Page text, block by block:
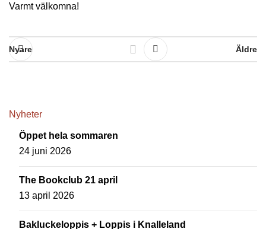
Varmt välkomna!
Nyare Äldre
Nyheter
Öppet hela sommaren
24 juni 2026
The Bookclub 21 april
13 april 2026
Bakluckeloppis + Loppis i Knalleland